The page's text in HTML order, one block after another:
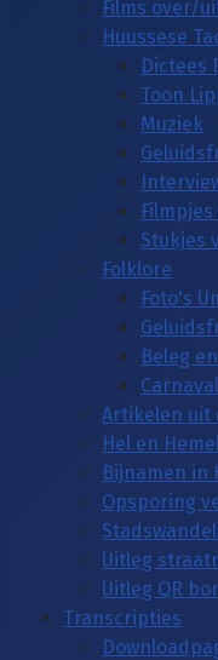
Films over/
Huussese
Dictees
Toon
Muziek
Stukjes
Folklore
Foto's
Beleg
Artikelen uit
Hel en
Bijnamen in
Opsporing
Uitleg
Uitleg QR
Transcripties